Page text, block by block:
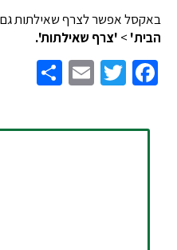
אפשר לצרף שאילתות גם מתוך
>'צרף שאילתות'.
Facebook
Twitter
Email
Share